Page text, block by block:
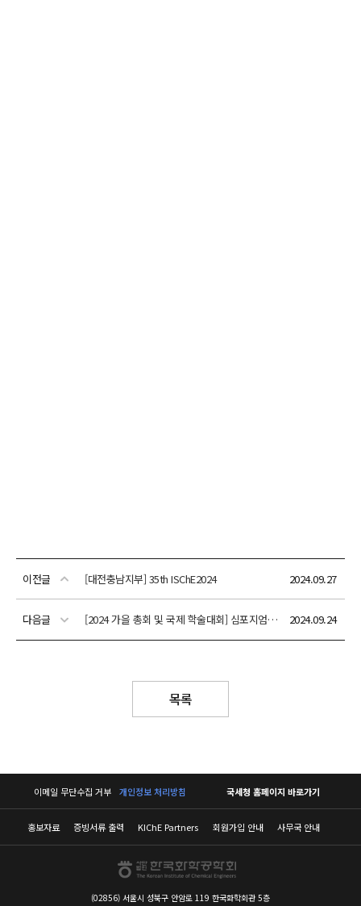
이전글 [대전충남지부] 35th ISChE2024 2024.09.27
다음글 [2024 가을 총회 및 국제 학술대회] 심포지엄/구두/포스터 발표 상세 안내 2024.09.24
목록
이메일 무단수집 거부 개인정보 처리방침 국세청 홈페이지 바로가기
홍보자료 증빙서류 출력 KIChE Partners 회원가입 안내 사무국 안내
(02856) 서울시 성북구 안암로 119 한국화학회관 5층